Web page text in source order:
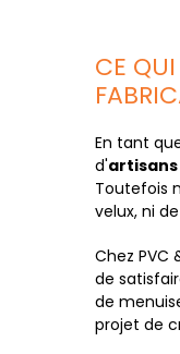
CE
En tant
d'
Toutefois
velux, ni
Chez PVC
de
de
projet de